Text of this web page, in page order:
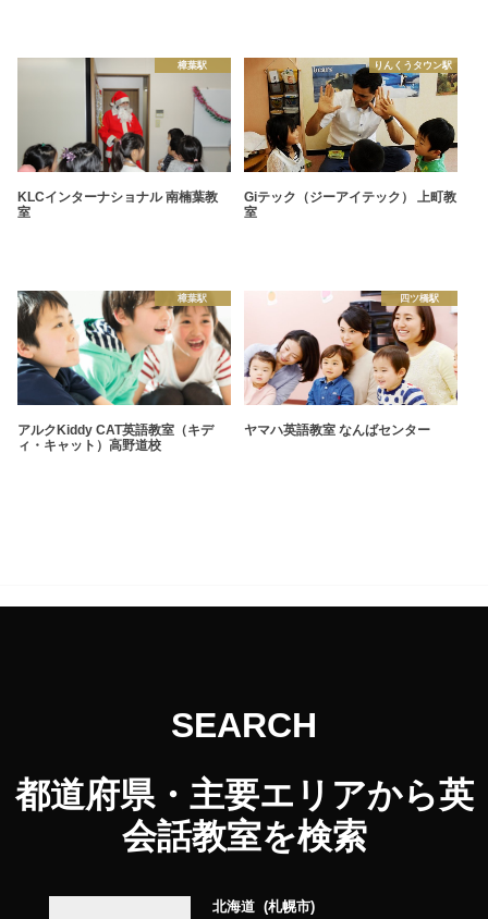
樟葉駅
KLCインターナショナル 南楠葉教
室
りんくうタウン駅
Giテック（ジーアイテック） 上町教
室
樟葉駅
アルクKiddy CAT英語教室（キデ
ィ・キャット）高野道校
四ツ橋駅
ヤマハ英語教室 なんばセンター
SEARCH
都道府県・主要エリアから英
会話教室を検索
北海道
札幌市